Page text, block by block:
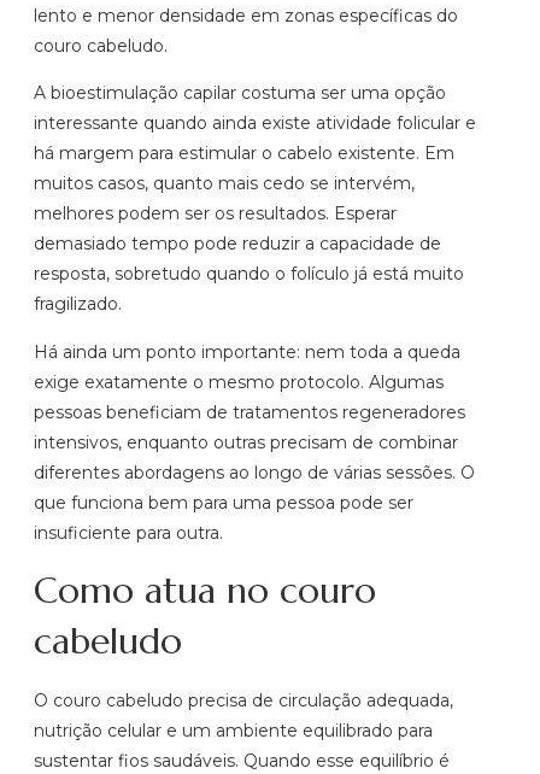
lento e menor densidade em zonas específicas do
couro cabeludo.
A bioestimulação capilar costuma ser uma opção
interessante quando ainda existe atividade folicular e
há margem para estimular o cabelo existente. Em
muitos casos, quanto mais cedo se intervém,
melhores podem ser os resultados. Esperar
demasiado tempo pode reduzir a capacidade de
resposta, sobretudo quando o folículo já está muito
fragilizado.
Há ainda um ponto importante: nem toda a queda
exige exatamente o mesmo protocolo. Algumas
pessoas beneficiam de tratamentos regeneradores
intensivos, enquanto outras precisam de combinar
diferentes abordagens ao longo de várias sessões. O
que funciona bem para uma pessoa pode ser
insuficiente para outra.
Como atua no couro
cabeludo
O couro cabeludo precisa de circulação adequada,
nutrição celular e um ambiente equilibrado para
sustentar fios saudáveis. Quando esse equilíbrio é